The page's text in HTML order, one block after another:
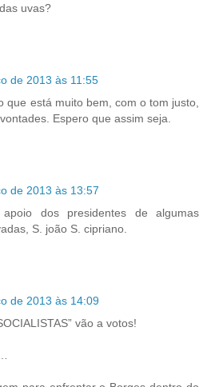
uvas?
de 2013 às 11:55
que está muito bem, com o tom justo,
Espero que assim seja.
de 2013 às 13:57
dos presidentes de algumas
S. joão S. cipriano.
de 2013 às 14:09
vão a votos!